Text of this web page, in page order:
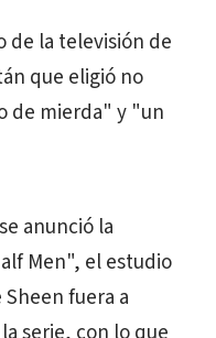
de la televisión de
que eligió no
de mierda" y "un
anunció la
Men", el estudio
fuera a